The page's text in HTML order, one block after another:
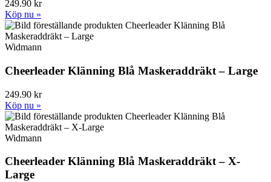
249.90 kr
Köp nu »
Widmann
Cheerleader Klänning Blå Maskeraddräkt – Large
249.90 kr
Köp nu »
Widmann
Cheerleader Klänning Blå Maskeraddräkt – X-
Large